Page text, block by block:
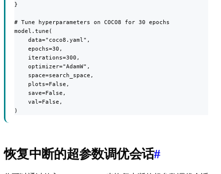
}
# Tune hyperparameters on COCO8 for 30 epochs
model.tune(
    data="coco8.yaml",
    epochs=30,
    iterations=300,
    optimizer="AdamW",
    space=search_space,
    plots=False,
    save=False,
    val=False,
)
恢复中断的超参数调优会话#